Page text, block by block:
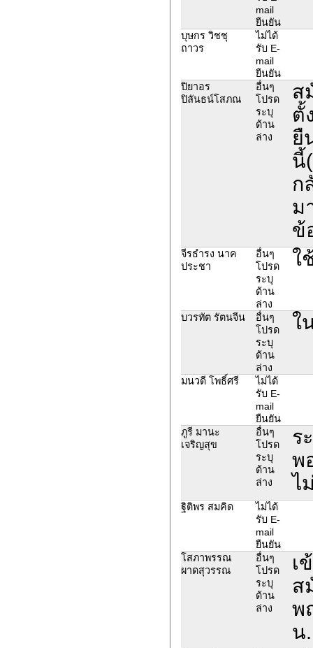
mail
ยืนยัน
บุษกร วิชชุ
ถาวร
ไม่ได้
รับ E-
mail
ยืนยัน
ปิยาอร
ปิลันธน์โสภณ
อื่นๆ
โปรด
ระบุ
ด้าน
ล่าง
ส
ตั้
ยื
นี้
ก
ม
ข้
จีรธำรง นาค
ประชา
อื่นๆ
โปรด
ระบุ
ด้าน
ล่าง
ใ
บวรทัต รัตนจีน
อื่นๆ
โปรด
ระบุ
ด้าน
ล่าง
ใ
มนวดี โพธิ์ศรี
ไม่ได้
รับ E-
mail
ยืนยัน
ภูรี มานะ
เจริญสุข
อื่นๆ
โปรด
ระบุ
ด้าน
ล่าง
ร
พ
ไ
ฐิติพร สมคิด
ไม่ได้
รับ E-
mail
ยืนยัน
โสภาพรรณ
ผาดสุวรรณ
อื่นๆ
โปรด
ระบุ
ด้าน
ล่าง
เ
ส
พ
น.